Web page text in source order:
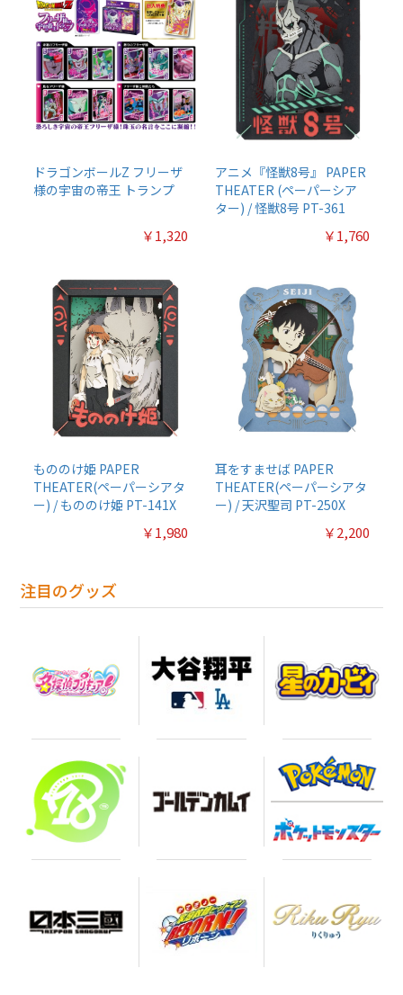
ドラゴンボールZ フリーザ
様の宇宙の帝王 トランプ
￥1,320
アニメ『怪獣8号』 PAPER
THEATER (ペーパーシア
ター) / 怪獣8号 PT-361
￥1,760
もののけ姫 PAPER
THEATER(ペーパーシアタ
ー) / もののけ姫 PT-141X
￥1,980
耳をすませば PAPER
THEATER(ペーパーシアタ
ー) / 天沢聖司 PT-250X
￥2,200
注目のグッズ